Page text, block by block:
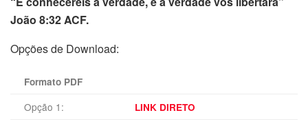
João 8:32 ACF.
Opções de Download:
Formato PDF
Opção 1: LINK DIRETO